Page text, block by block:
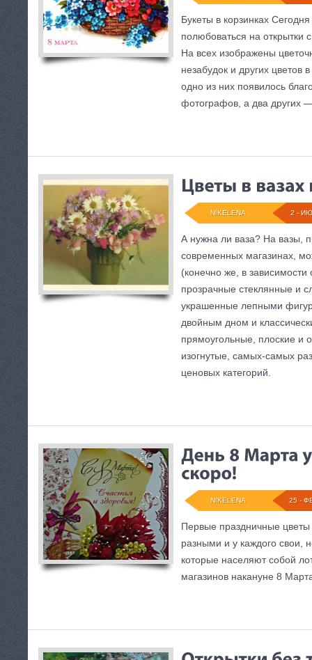
Букеты в корзинках
полюбоваться на открытки
На всех изображены
незабудок и других цветов
одно из них появилось
фотографов, а два других
2 -
NIKELENA
А нужна ли ваза? На вазы,
современных магазинах,
(конечно же, в зависимости
прозрачные стеклянные и
украшенные лепными
двойным дном и
прямоугольные, плоские
изогнутые, самых-самых
ценовых категорий.
25 -
NIKELENA
Первые праздничные
разными и у каждого свои,
которые населяют собой
магазинов накануне 8